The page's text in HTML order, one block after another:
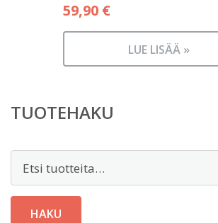
59,90 €
LUE LISÄÄ »
TUOTEHAKU
HAKU